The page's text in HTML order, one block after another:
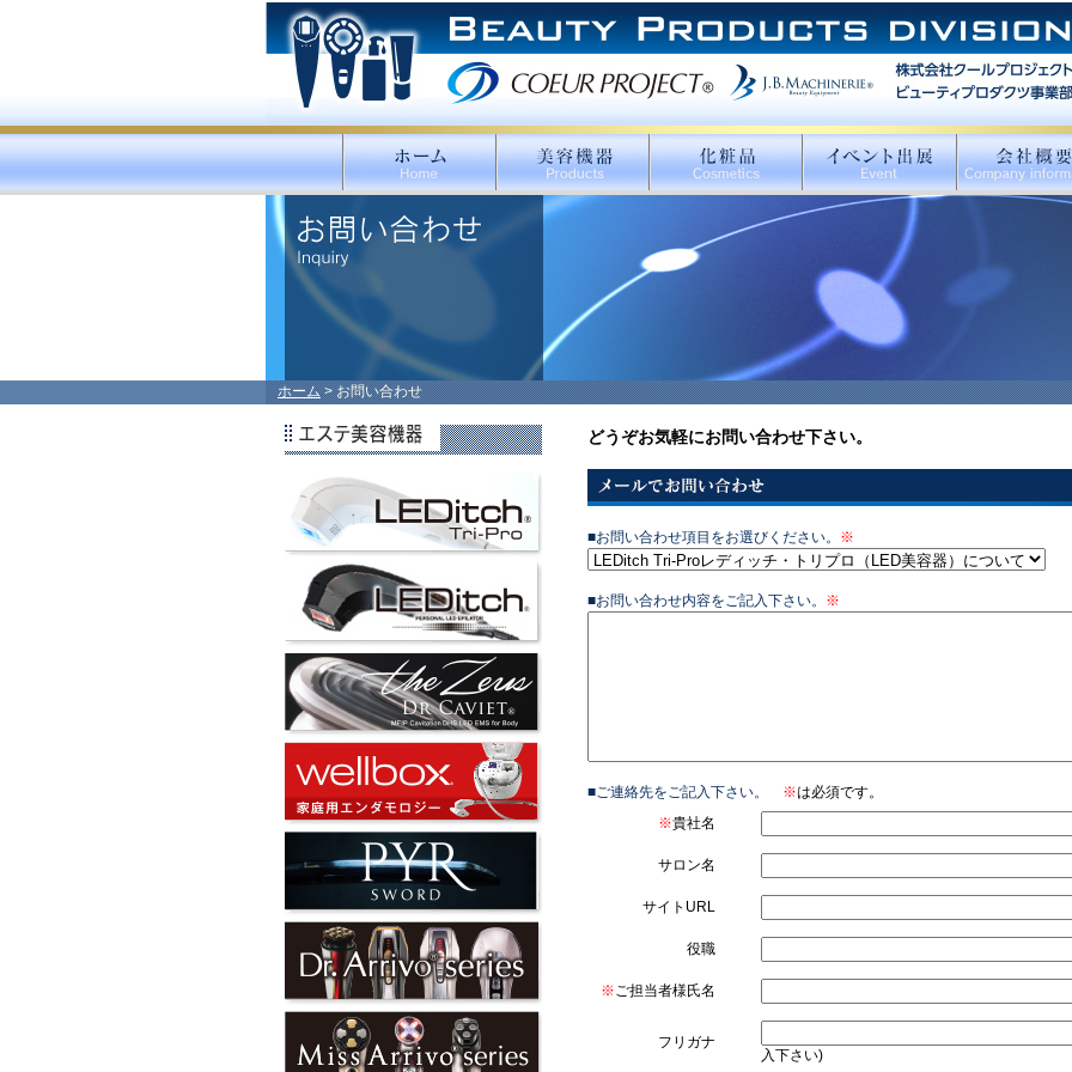
ホーム> お問い合わせ
どうぞお気軽にお問い合わせ下さい。
■お問い合わせ項目をお選びください。 ※
■お問い合わせ内容をご記入下さい。 ※
■ご連絡先をご記入下さい。 ※は必須です。
※貴社名
サロン名
サイトURL
役職
※ご担当者様氏名
フリガナ
入下さい)